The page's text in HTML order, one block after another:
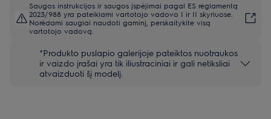
Saugos instrukcijos ir saugos įspėjimai pagal ES reglamentą
2023/988 yra pateikiami vartotojo vadovo I ir II skyriuose.
Norėdami saugiai naudoti gaminį, perskaitykite visą
vartotojo vadovą.
*Produkto puslapio galerijoje pateiktos nuotraukos
ir vaizdo įrašai yra tik iliustraciniai ir gali netiksliai
atvaizduoti šį modelį.